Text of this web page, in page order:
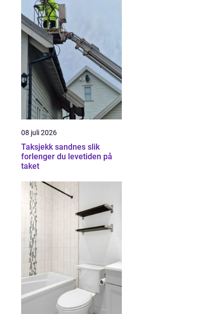
08 juli 2026
Taksjekk sandnes slik
forlenger du levetiden på
taket